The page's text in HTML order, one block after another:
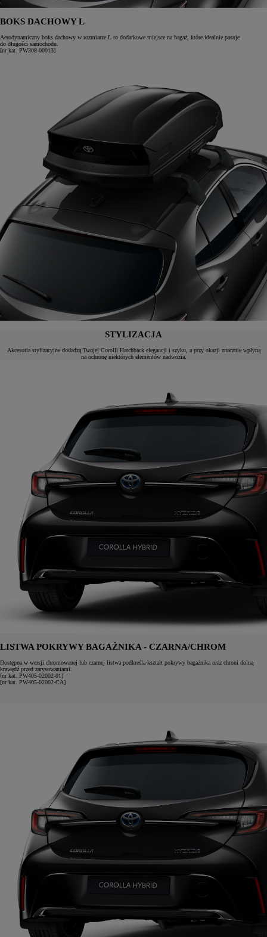
BOKS DACHOWY L
Aerodynamiczny boks dachowy w rozmiarze L to dodatkowe miejsce na bagaż, które idealnie pasuje
do długości samochodu.
[nr kat. PW308-00013]
STYLIZACJA
Akcesoria stylizacyjne dodadzą Twojej Corolli Hatchback elegancji i szyku, a przy okazji znacznie wpłyną
na ochronę niektórych elementów nadwozia.
LISTWA POKRYWY BAGAŻNIKA - CZARNA/CHROM
Dostępna w wersji chromowanej lub czarnej listwa podkreśla kształt pokrywy bagażnika oraz chroni dolną
krawędź przed zarysowaniami.
[nr kat. PW405-02002-01]
[nr kat. PW405-02002-CA]